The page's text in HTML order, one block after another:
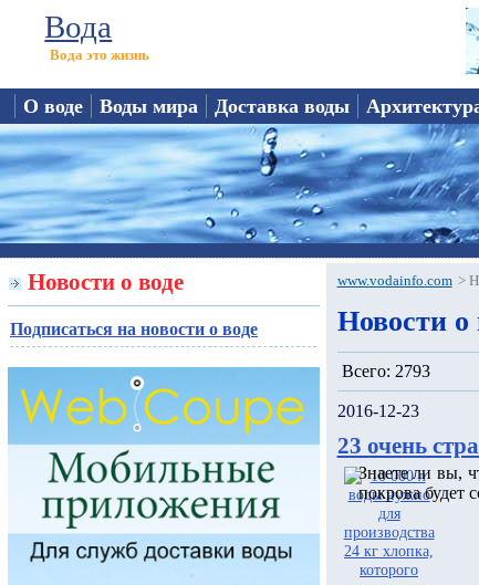
Вода
Вода это жизнь
О воде Воды мира Доставка воды
Новости о воде
Подписаться на новости о воде
www.vodainfo.com >
Новости о
Всего: 2793
2016-12-23
23 очень
Знаете ли вы,
покрова будет